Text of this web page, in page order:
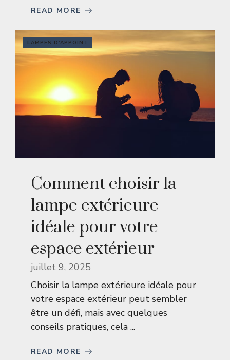
READ MORE
LAMPES D'APPOINT
Comment choisir la
lampe extérieure
idéale pour votre
espace extérieur
juillet 9, 2025
Choisir la lampe extérieure idéale pour
votre espace extérieur peut sembler
être un défi, mais avec quelques
conseils pratiques, cela ...
READ MORE